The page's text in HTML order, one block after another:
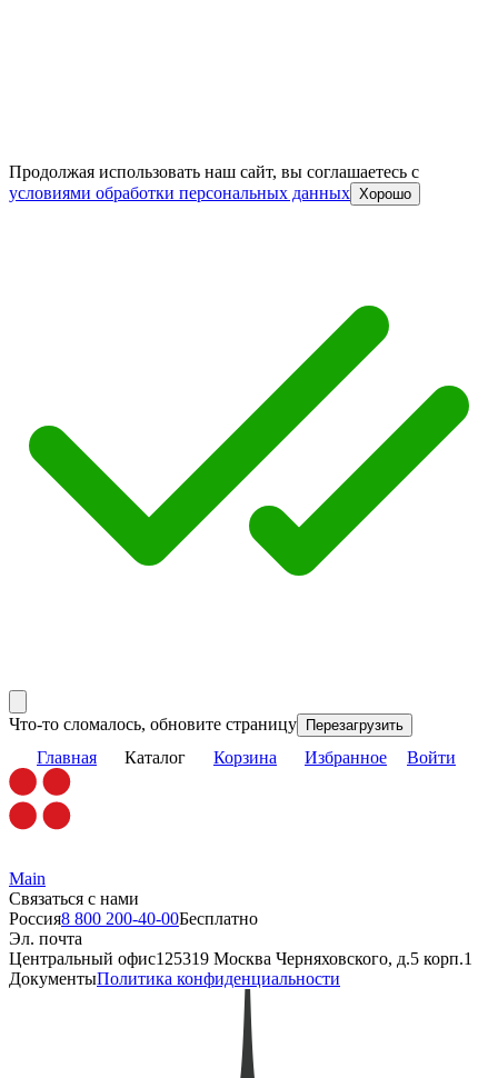
Продолжая использовать наш сайт, вы соглашаетесь c
условиями обработки персональных данных Хорошо
Что-то сломалось, обновите страницу Перезагрузить
Главная Каталог Корзина Избранное Войти
Main
Связаться с нами
Россия8 800 200-40-00Бесплатно
Эл. почта
Центральный офис125319 Москва Черняховского, д.5 корп.1
ДокументыПолитика конфиденциальности